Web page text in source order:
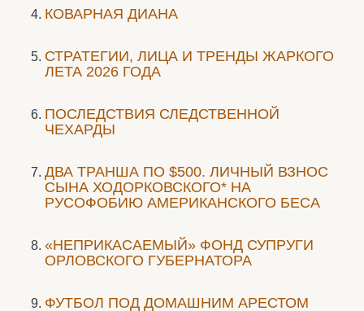
КОВАРНАЯ ДИАНА
СТРАТЕГИИ, ЛИЦА И ТРЕНДЫ ЖАРКОГО
ЛЕТА 2026 ГОДА
ПОСЛЕДСТВИЯ СЛЕДСТВЕННОЙ
ЧЕХАРДЫ
ДВА ТРАНША ПО $500. ЛИЧНЫЙ ВЗНОС
СЫНА ХОДОРКОВСКОГО* НА
РУСОФОБИЮ АМЕРИКАНСКОГО БЕСА
«НЕПРИКАСАЕМЫЙ» ФОНД СУПРУГИ
ОРЛОВСКОГО ГУБЕРНАТОРА
ФУТБОЛ ПОД ДОМАШНИМ АРЕСТОМ